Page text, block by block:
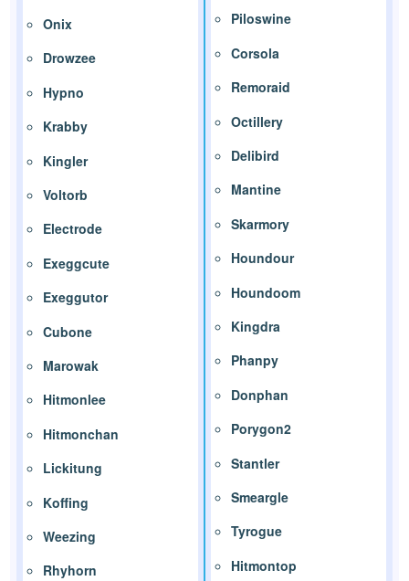
Onix
Drowzee
Hypno
Krabby
Kingler
Voltorb
Electrode
Exeggcute
Exeggutor
Cubone
Marowak
Hitmonlee
Hitmonchan
Lickitung
Koffing
Weezing
Rhyhorn
Piloswine
Corsola
Remoraid
Octillery
Delibird
Mantine
Skarmory
Houndour
Houndoom
Kingdra
Phanpy
Donphan
Porygon2
Stantler
Smeargle
Tyrogue
Hitmontop